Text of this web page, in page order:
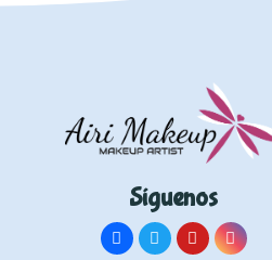
Síguenos